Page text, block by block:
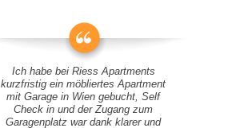
Ich habe bei Riess Apartments
kurzfristig ein möbliertes Apartment
mit Garage in Wien gebucht, Self
Check in und der Zugang zum
Garagenplatz war dank klarer und